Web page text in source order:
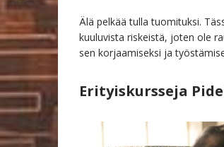
Älä pelkää tulla tuomituksi.
kuuluvista riskeistä, joten ole
sen korjaamiseksi ja
Erityiskursseja